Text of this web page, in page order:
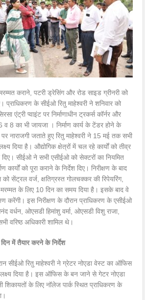
कराने, पटरी ड्रेसिंग और रोड साइड ग्रीनरी को
प्राधिकरण के सीईओ रितु माहेश्वरी ने शनिवार को
एंट्री प्वाइंट पर निर्माणाधीन ट्रकर्स कॉर्नर और
8 का भी जायजा । निर्माण कार्य के टेंडर होने के
नाराजगी जताते हुए रितु माहेश्वरी ने 15 मई तक सभी
दिया है। औद्योगिक क्षेत्रों में चल रहे कार्यों को तीव्र
दिए। सीईओ ने सभी एसीईओ को सेक्टरों का नियमित
कार्यों को पूरा कराने के निर्देश दिए। निरीक्षण के बाद
को सेंट्रल वर्ज, क्षतिग्रस्त गोलचक्कर की रिपेयरिंग,
के लिए 10 दिन का समय दिया है। इसके बाद वे
करेंगी। इस निरीक्षण के दौरान प्राधिकरण के एसीईओ
वर्धन, ओएसडी हिमांशु वर्मा, ओएसडी विशु राजा,
वरिष्ठ अधिकारी शामिल थे।
में तैयार करने के निर्देश
सीईओ रितु माहेश्वरी ने ग्रेटर नोएडा वेस्ट का ऑफिस
दिया है। इस ऑफिस के बन जाने से गेटर नोएडा
शिकायतों के लिए नॉलेज पार्क स्थित प्राधिकरण के